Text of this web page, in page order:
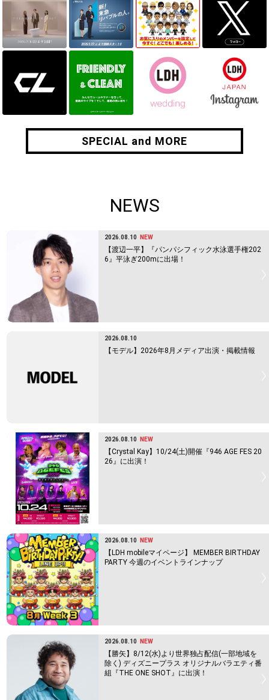
SPECIAL and MORE
SPECIAL and MORE
NEWS
2026.08.10 NEW
【渡辺一平】『パンパシフィック水泳選手権202
6』平泳ぎ200mに出場！
2026.08.10
【モデル】2026年8月メディア出演・掲載情報
2026.08.10 NEW
【Crystal Kay】10/24(土)開催『946 AGE FES 20
26』に出演！
2026.08.10 NEW
【LDH mobileマイページ】 MEMBER BIRTHDAY
PARTY 今週のイベントラインナップ
2026.08.10 NEW
【勝矢】8/12(水)より世界独占配信(一部地域を
除く) ディズニープラス オリジナルバラエティ番
組『THE ONE SHOT』に出演！